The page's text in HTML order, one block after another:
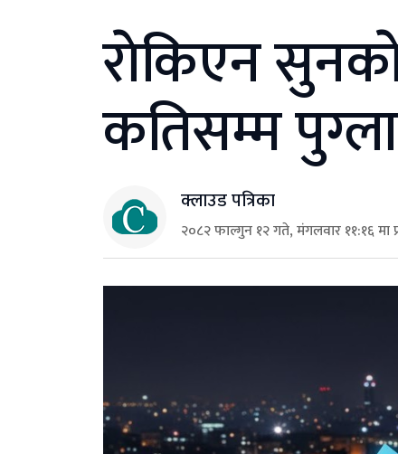
राेकिएन
कतिसम्म
क्लाउड पत्रिका
२०८२ फाल्गुन १२ गते, मंगलवार ११:१६ मा